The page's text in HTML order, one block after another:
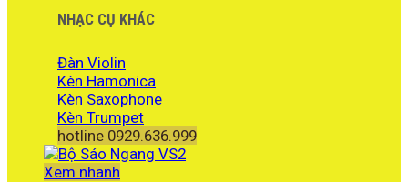
NHẠC CỤ KHÁC
Đàn Violin
Kèn Hamonica
Kèn Saxophone
Kèn Trumpet
hotline 0929.636.999
Xem nhanh